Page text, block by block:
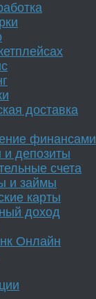
доставка
финансами
депозиты
счета
и займы
карты
доход
Онлайн